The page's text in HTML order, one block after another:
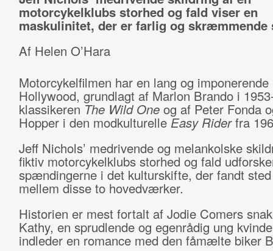
motorcykelklubs storhed og fald viser en
maskulinitet, der er farlig og skræmmende
Af Helen O’Hara
Motorcykelfilmen har en lang og
Hollywood, grundlagt af Marlon Brando i
klassikeren The Wild Oneog af Peter Fonda
Hopper i den modkulturelle Easy Riderfra
Jeff Nichols’ medrivende og melankolske
fiktiv motorcykelklubs storhed og fald
spændingerne i det kulturskifte, der fandt
mellem disse to hovedværker.
Historien er mest fortalt af Jodie Comers
Kathy, en sprudlende og egenrådig ung
indleder en romance med den fåmælte biker